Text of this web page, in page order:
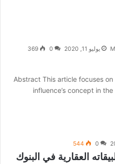
يوليو 11, 2020 0
369
Abstract This article focuses
influence’s concept in
0
544
العقارية في البنوك